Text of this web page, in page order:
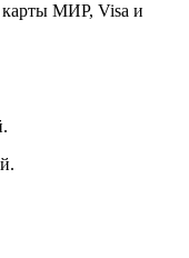
карты МИР, Visa и